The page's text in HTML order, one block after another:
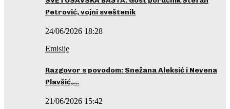
Petrović, vojni sveštenik
24/06/2026 18:28
Emisije
Razgovor s povodom: Snežana Aleksić i Nevena
Plavšić,…
21/06/2026 15:42